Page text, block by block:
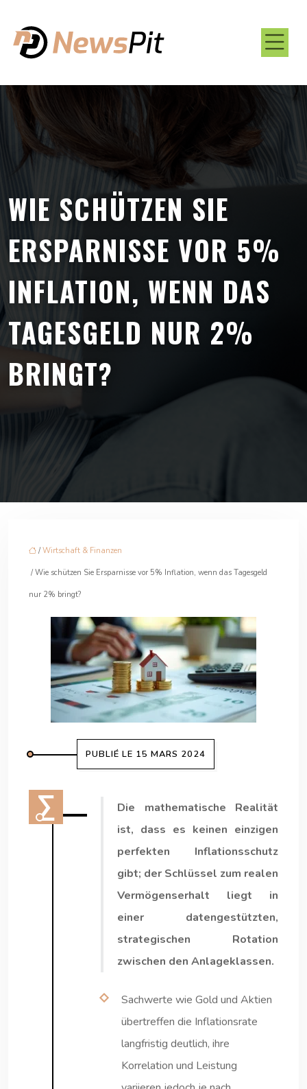
WIE SCHÜTZEN SIE
ERSPARNISSE VOR 5%
INFLATION, WENN DAS
TAGESGELD NUR 2%
BRINGT?
/Wirtschaft & Finanzen
/ Wie schützen Sie Ersparnisse vor 5% Inflation, wenn das Tagesgeld
nur 2% bringt?
PUBLIÉ LE 15 MARS 2024
Die mathematische Realität
ist, dass es keinen einzigen
perfekten Inflationsschutz
gibt; der Schlüssel zum realen
Vermögenserhalt liegt in
einer datengestützten,
strategischen Rotation
zwischen den Anlageklassen.
Sachwerte wie Gold und Aktien
übertreffen die Inflationsrate
langfristig deutlich, ihre
Korrelation und Leistung